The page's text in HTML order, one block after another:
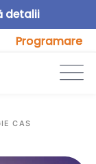
detalii
Programare
CAS